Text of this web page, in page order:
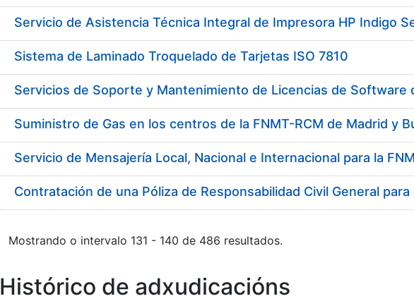
Servicio de Asistencia Técnica Integral de Impresora HP Indigo
Sistema de Laminado Troquelado de Tarjetas ISO 7810
Servicios de Soporte y Mantenimiento de Licencias de Software
Suministro de Gas en los centros de la FNMT-RCM de Madrid y
Servicio de Mensajería Local, Nacional e Internacional para la
Contratación de una Póliza de Responsabilidad Civil General para
Mostrando o intervalo 131 - 140 de 486 resultados.
Histórico de adxudicacións